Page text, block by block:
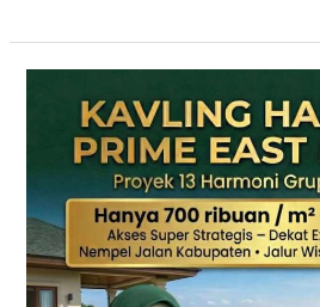
HARMONI
BOGOR
|
SHM
Pecah